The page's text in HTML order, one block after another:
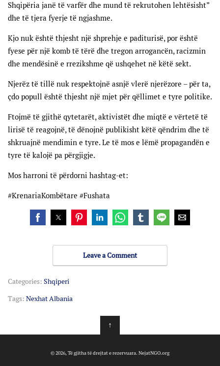
Shqipëria janë të varfër dhe mund të rekrutohen lehtësisht”
dhe të tjera fyerje të ngjashme.
Kjo nuk është thjesht një shprehje e paditurisë, por është
fyese për një komb të tërë dhe tregon arrogancën, racizmin
dhe mendësinë e rrezikshme që ushqehet në këtë sekt.
Njerëz të tillë nuk respektojnë asnjë vlerë njerëzore – për ta,
çdo popull është thjesht një mjet për qëllimet e tyre politike.
Ftojmë të gjithë qytetarët, aktivistët dhe miqtë e vërtetë të
lirisë të reagojnë, të dënojnë publikisht këtë qëndrim dhe të
shkruajnë mendimin e tyre. Le të mos e lëmë propagandën e
tyre të kalojë pa përgjigje.
Mos harroni të përdorni hashtag-et:
#KrenariaKombëtare #Fushata
Leave a Comment
Categories: Shqiperi
Tags: Nexhat Albania
↑
© 2026, Të gjitha të drejtat e rezervuara. NejatNGO.org